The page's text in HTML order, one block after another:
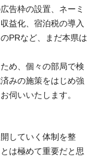
告枠の設置、ネーミ
益化、宿泊税の導入
PRなど、まだ本県は
め、個々の部局で検
みの施策をはじめ強
伺いいたします。
していく体制を整
は極めて重要だと思